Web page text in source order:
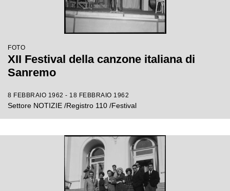
FOTO
XII Festival della canzone italiana di
Sanremo
8 FEBBRAIO 1962 - 18 FEBBRAIO 1962
Settore NOTIZIE /Registro 110 /Festival